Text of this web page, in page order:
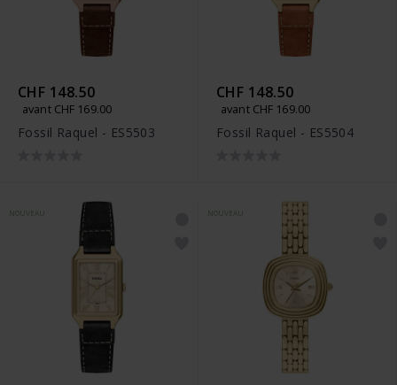
CHF 148.50
avant CHF 169.00
Fossil Raquel - ES5503
CHF 148.50
avant CHF 169.00
Fossil Raquel - ES5504